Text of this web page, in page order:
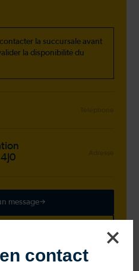
la succursale avant
la disponibilité du
message
contact